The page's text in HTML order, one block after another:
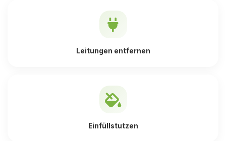
Leitungen entfernen
Einfüllstutzen